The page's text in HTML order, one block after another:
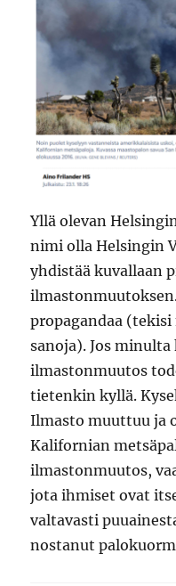
Yllä olevan
nimi olla Helsingin
yhdistää kuvallaan
propagandaa
sanoja). Jos
ilmastonmuutos
tietenkin kyllä.
Ilmasto muuttuu ja
Kalifornian
ilmastonmuutos,
jota ihmiset ovat
valtavasti
nostanut